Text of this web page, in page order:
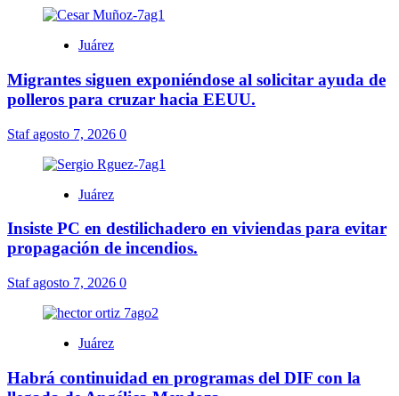
Juárez
Migrantes siguen exponiéndose al solicitar ayuda de
polleros para cruzar hacia EEUU.
Stafagosto 7, 2026 0
Juárez
Insiste PC en destilichadero en viviendas para evitar
propagación de incendios.
Stafagosto 7, 2026 0
Juárez
Habrá continuidad en programas del DIF con la